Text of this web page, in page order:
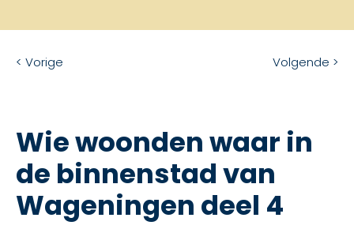
< Vorige Volgende >
Wie woonden waar in
de binnenstad van
Wageningen deel 4